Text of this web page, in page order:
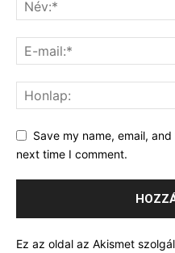
Save my name, email,
next time I comment.
Ez az oldal az Akismet